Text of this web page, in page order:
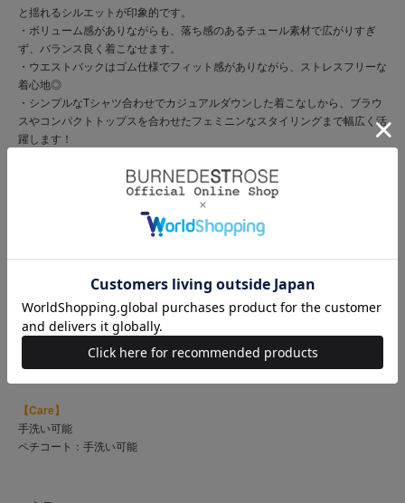
と揺れるシルエットが印象的です。
・ボリューム感がありながらも、落ち感のあるチュール素材で広がりすぎ
ず、バランス良く着こなせます。
・ウエストバックはゴム仕様でフィット感がありながら、ストレスフリーな
着心地◎
・シンプルなTシャツ合わせでカジュアルダウンした着こなしから、ブラウ
スやコンパクトトップスを合わせたフェミニンなスタイリングまで幅広く活
躍します！
・繊細な透け感がありながらも、ホワイト・アイボリーにはペチコート付き
で安心してご着用いただけます。
・シーズンレスに活躍し、シワになりにくく、デイリーにも取り入れやすい
素材感です。
・ご自宅でお手入れが出来るのも嬉しいポイント♪
【Care】
手洗い可能
ペチコート：手洗い可能